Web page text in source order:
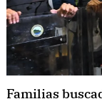
Familias